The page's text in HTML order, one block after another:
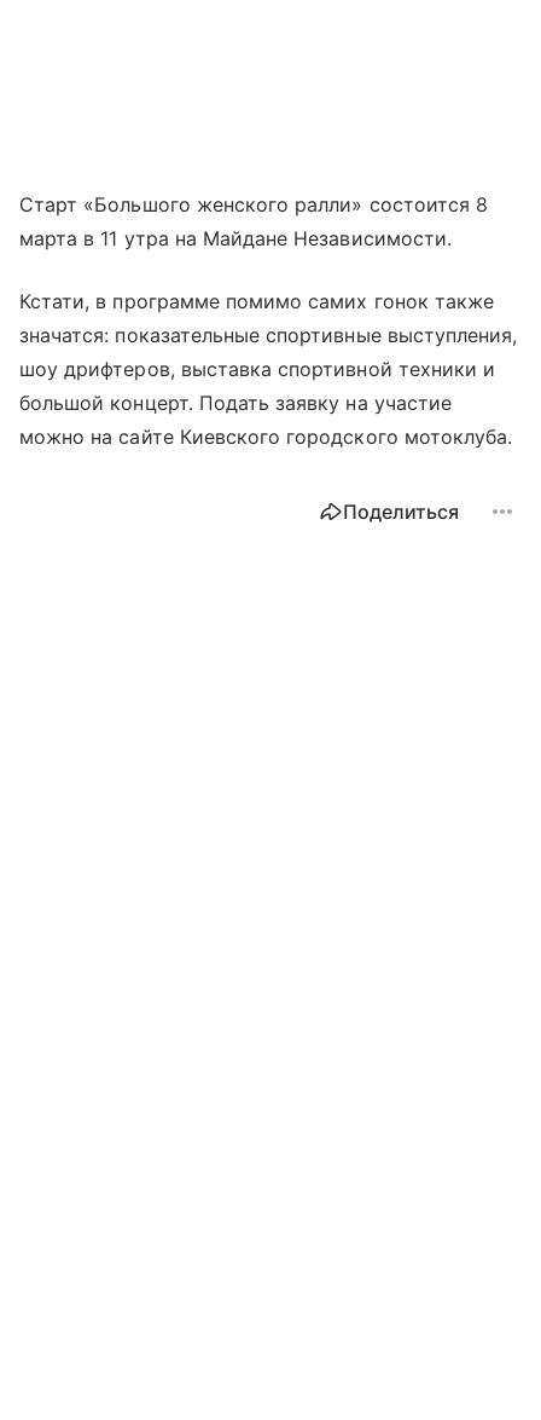
Старт «Большого женского ралли» состоится 8
марта в 11 утра на Майдане Независимости.
Кстати, в программе помимо самих гонок также
значатся: показательные спортивные выступления,
шоу дрифтеров, выставка спортивной техники и
большой концерт. Подать заявку на участие
можно на сайте Киевского городского мотоклуба.
Поделиться